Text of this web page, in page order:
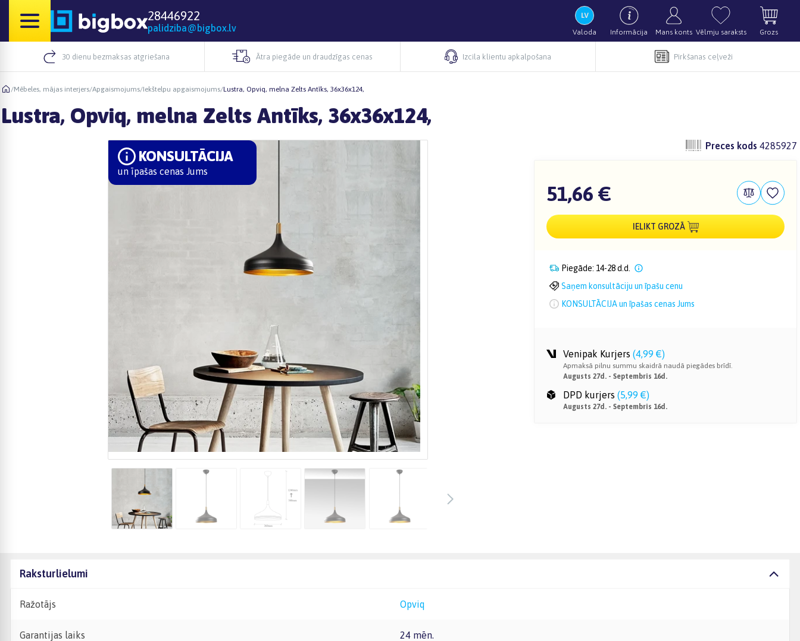
28446922
palidziba@bigbox.lv Valoda Informācija Mans konts Vēlmju saraksts Grozs
30 dienu bezmaksas atgriešana Ātra piegāde un draudzīgas cenas Izcila klientu apkalpošana Pirkšanas ceļveži
/Mēbeles, mājas interjers/Apgaismojums/Iekštelpu apgaismojums/Lustra, Opviq, melna Zelts Antīks, 36x36x124,
Lustra, Opviq, melna Zelts Antīks, 36x36x124,
KONSULTĀCIJA
un īpašas cenas Jums
Preces kods 4285927
51,66 €
IELIKT GROZĀ
Piegāde: 14-28 d.d.
Saņem konsultāciju un īpašu cenu
KONSULTĀCIJA un īpašas cenas Jums
Venipak Kurjers (4,99 €)
Apmaksā pilnu summu skaidrā naudā piegādes brīdī.
Augusts 27d. - Septembris 16d.
DPD kurjers (5,99 €)
Augusts 27d. - Septembris 16d.
Raksturlielumi
Ražotājs Opviq
Garantijas laiks 24 mēn.